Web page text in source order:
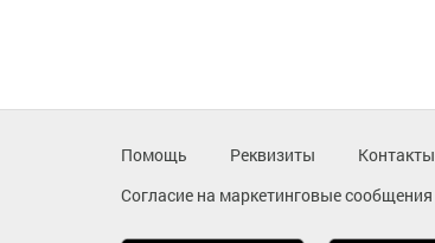
Помощь Реквизиты Контакты
Согласие на маркетинговые сообщения